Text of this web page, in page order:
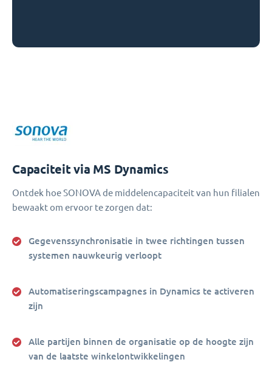
Capaciteit via MS Dynamics
Ontdek hoe SONOVA de middelencapaciteit van hun filialen
bewaakt om ervoor te zorgen dat:
Gegevenssynchronisatie in twee richtingen tussen
systemen nauwkeurig verloopt
Automatiseringscampagnes in Dynamics te activeren
zijn
Alle partijen binnen de organisatie op de hoogte zijn
van de laatste winkelontwikkelingen